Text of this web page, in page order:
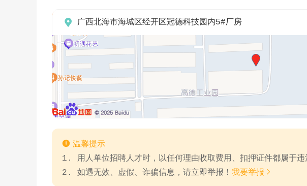
 广西北海市海城区经开区冠德科技园内5#厂房
 温馨提示
1. 用人单位招聘人才时，以任何理由收取费用、扣押证件都属于违
2. 如遇无效、虚假、诈骗信息，请立即举报！ 我要举报 